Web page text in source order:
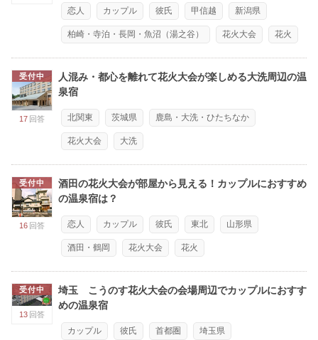
恋人 カップル 彼氏 甲信越 新潟県
柏崎・寺泊・長岡・魚沼（湯之谷） 花火大会 花火
受付中
17 回答
人混み・都心を離れて花火大会が楽しめる大洗周辺の温
泉宿
北関東 茨城県 鹿島・大洗・ひたちなか
花火大会 大洗
受付中
16 回答
酒田の花火大会が部屋から見える！カップルにおすすめ
の温泉宿は？
恋人 カップル 彼氏 東北 山形県
酒田・鶴岡 花火大会 花火
受付中
13 回答
埼玉 こうのす花火大会の会場周辺でカップルにおすす
めの温泉宿
カップル 彼氏 首都圏 埼玉県